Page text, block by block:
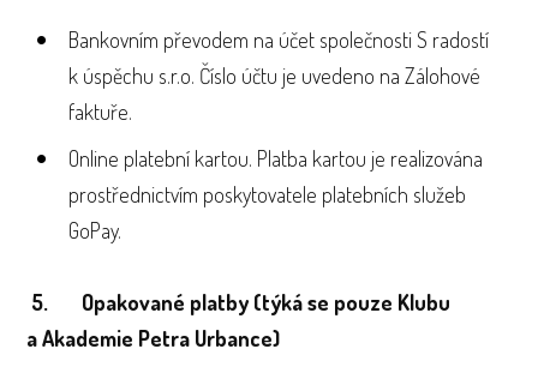
Bankovním převodem na účet společnosti S radostí
k úspěchu s.r.o. Číslo účtu je uvedeno na Zálohové
faktuře.
Online platební kartou. Platba kartou je realizována
prostřednictvím poskytovatele platebních služeb
GoPay.
5. Opakované platby (týká se pouze Klubu
a Akademie Petra Urbance)